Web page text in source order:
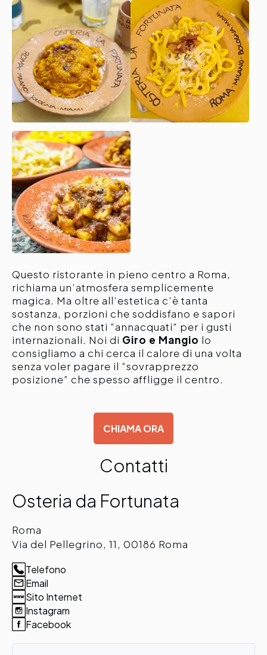
Questo ristorante in pieno centro a Roma,
richiama un’atmosfera semplicemente
magica. Ma oltre all’estetica c’è tanta
sostanza, porzioni che soddisfano e sapori
che non sono stati “annacquati” per i gusti
internazionali. Noi di Giro e Mangio lo
consigliamo a chi cerca il calore di una volta
senza voler pagare il “sovrapprezzo
posizione” che spesso affligge il centro.
CHIAMA ORA
Contatti
Osteria da Fortunata
Roma
Via del Pellegrino, 11, 00186 Roma
Telefono
Email
Sito Internet
Instagram
Facebook